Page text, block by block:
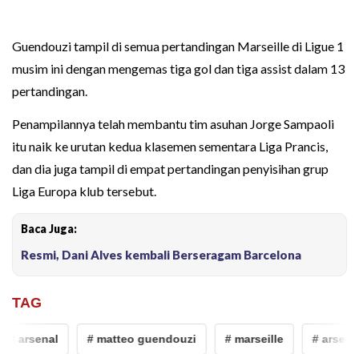
Guendouzi tampil di semua pertandingan Marseille di Ligue 1
musim ini dengan mengemas tiga gol dan tiga assist dalam 13
pertandingan.
Penampilannya telah membantu tim asuhan Jorge Sampaoli
itu naik ke urutan kedua klasemen sementara Liga Prancis,
dan dia juga tampil di empat pertandingan penyisihan grup
Liga Europa klub tersebut.
Baca Juga:
Resmi, Dani Alves kembali Berseragam Barcelona
TAG
# arsenal # matteo guendouzi # marseille # arsenal